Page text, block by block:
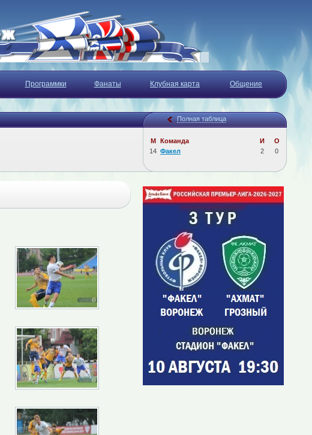
Программки Фанаты Клубная карта Общение
Полная таблица
М Команда И
О
14 Факел 2 0